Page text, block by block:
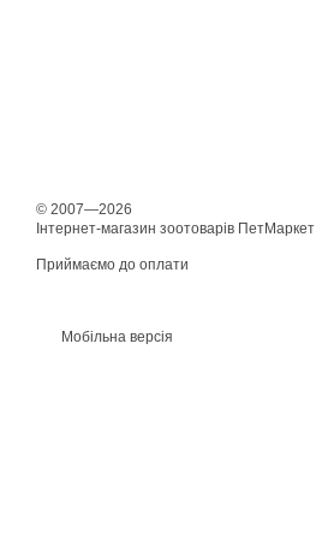
© 2007—2026
Інтернет-магазин зоотоварів ПетМаркет
Приймаємо до оплати
Мобільна версія